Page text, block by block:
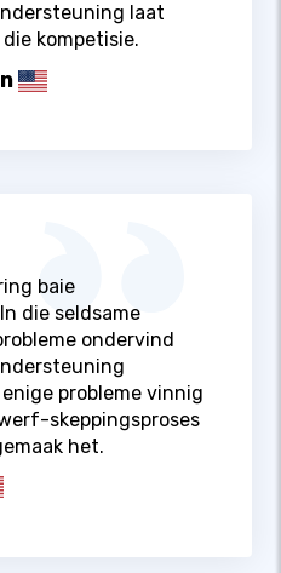
laat
kompetisie.
baie
die seldsame
ondervind
probleme vinnig
skeppingsproses
het.